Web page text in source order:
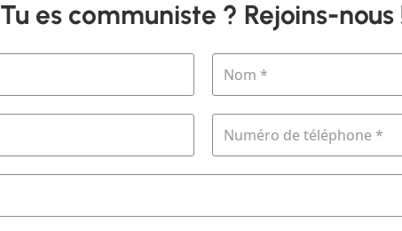
Tu es communiste ? Rejoins-nous